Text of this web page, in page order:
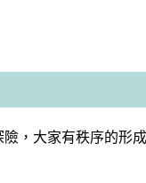
，大家有秩序的形